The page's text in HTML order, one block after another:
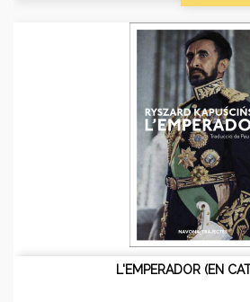
L'EMPERADOR (EN